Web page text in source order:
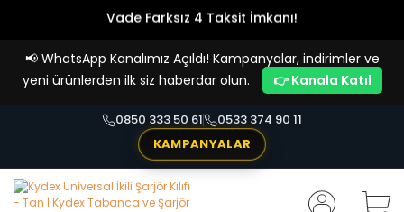
Vade Farksız 4 Taksit İmkanı!
📢 WhatsApp Kanalımız Açıldı! Kampanyalar, indirimler ve
yeni ürünlerden ilk siz haberdar olun.
👉 Kanala Katıl
0850 333 50 61
0533 374 90 11
KAMPANYALAR